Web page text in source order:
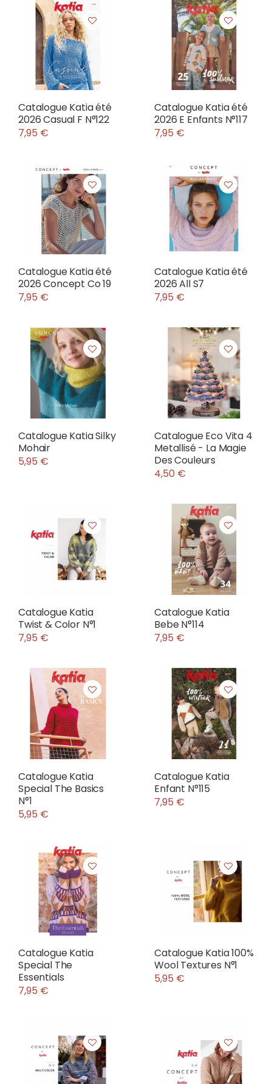
Catalogue Katia été
2026 Casual F N°122
7,95 €
Catalogue Katia été
2026 E Enfants N°117
7,95 €
Catalogue Katia été
2026 Concept Co 19
7,95 €
Catalogue Katia été
2026 All S7
7,95 €
Catalogue Katia Silky
Mohair
5,95 €
Catalogue Eco Vita 4
Metallisé - La Magie
Des Couleurs
4,50 €
Catalogue Katia
Twist & Color N°1
7,95 €
Catalogue Katia
Bebe N°114
7,95 €
Catalogue Katia
Special The Basics
N°1
5,95 €
Catalogue Katia
Enfant N°115
7,95 €
Catalogue Katia
Special The
Essentials
7,95 €
Catalogue Katia 100%
Wool Textures N°1
5,95 €